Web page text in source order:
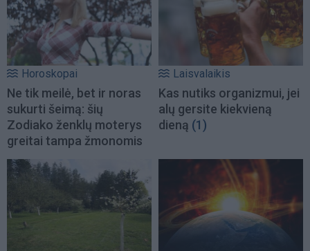
Horoskopai
Ne tik meilė, bet ir noras
sukurti šeimą: šių
Zodiako ženklų moterys
greitai tampa žmonomis
Laisvalaikis
Kas nutiks organizmui, jei
alų gersite kiekvieną
dieną (1)